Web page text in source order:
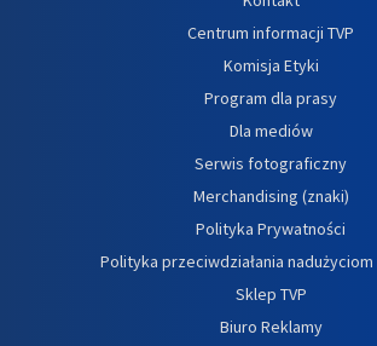
Centrum informacji TVP
Komisja Etyki
Program dla prasy
Dla mediów
Serwis fotograficzny
Merchandising (znaki)
Polityka Prywatności
Polityka przeciwdziałania
Sklep TVP
Biuro Reklamy